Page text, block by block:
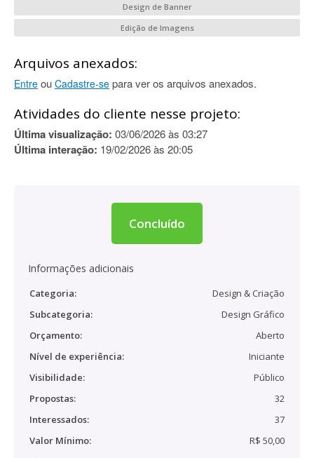
Design de Banner
Edição de Imagens
Arquivos anexados:
Entre ou Cadastre-se para ver os arquivos anexados.
Atividades do cliente nesse projeto:
Última visualização: 03/06/2026 às 03:27
Última interação: 19/02/2026 às 20:05
Concluído
Informações adicionais
Categoria:
Design & Criação
Subcategoria:
Design Gráfico
Orçamento:
Aberto
Nível de experiência:
Iniciante
Visibilidade:
Público
Propostas:
32
Interessados:
37
Valor Mínimo:
R$ 50,00